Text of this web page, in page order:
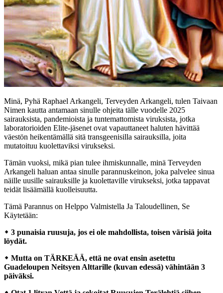
Minä, Pyhä Raphael Arkangeli, Terveyden Arkangeli, tulen Taivaan
Nimen kautta antamaan sinulle ohjeita tälle vuodelle 2025
sairauksista, pandemioista ja tuntemattomista viruksista, jotka
laboratorioiden Elite-jäsenet ovat vapauttaneet haluten hävittää
väestön heikentämällä sitä transgeenisilla sairauksilla, joita
mutatoituu kuolettaviksi virukseksi.
Tämän vuoksi, mikä pian tulee ihmiskunnalle, minä Terveyden
Arkangeli haluan antaa sinulle parannuskeinon, joka palvelee sinua
näille uusille sairauksille ja kuolettaville virukseksi, jotka tappavat
teidät lisäämällä kuolleisuutta.
Tämä Parannus on Helppo Valmistella Ja Taloudellinen, Se
Käytetään:
᛭ 3 punaisia ruusuja, jos ei ole mahdollista, toisen värisiä joita
löydät.
᛭ Mutta on TÄRKEÄÄ, että ne ovat ensin asetettu
Guadeloupen Neitsyen Alttarille (kuvan edessä) vähintään 3
päiväksi.